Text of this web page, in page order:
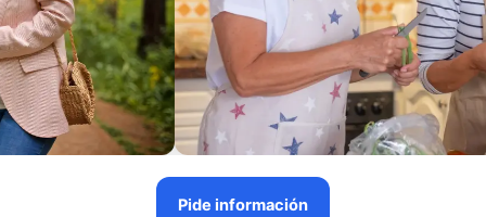
Pide información